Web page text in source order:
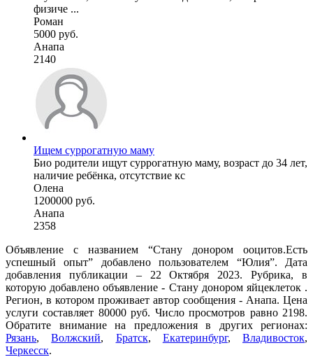
физиче ...
Роман
5000 руб.
Анапа
2140
Ищем суррогатную маму
Био родители ищут суррогатную маму, возраст до 34 лет,
наличие ребёнка, отсутствие кс
Олена
1200000 руб.
Анапа
2358
Объявление с названием “Стану донором ооцитов.Есть
успешный опыт” добавлено пользователем “Юлия”. Дата
добавления публикации – 22 Октября 2023. Рубрика, в
которую добавлено объявление - Стану донором яйцеклеток .
Регион, в котором проживает автор сообщения - Анапа. Цена
услуги составляет 80000 руб. Число просмотров равно 2198.
Обратите внимание на предложения в других регионах:
Рязань,Волжский, Братск, Екатеринбург, Владивосток,
Черкесск.